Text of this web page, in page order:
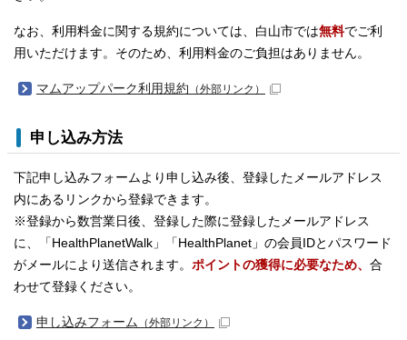
なお、利用料金に関する規約については、白山市では無料でご利
用いただけます。そのため、利用料金のご負担はありません。
マムアップパーク利用規約 （外部リンク）
申し込み方法
下記申し込みフォームより申し込み後、登録したメールアドレス
内にあるリンクから登録できます。
※登録から数営業日後、登録した際に登録したメールアドレス
に、「HealthPlanetWalk」「HealthPlanet」の会員IDとパスワード
がメールにより送信されます。 ポイントの獲得に必要なため、 合
わせて登録ください。
申し込みフォーム （外部リンク）